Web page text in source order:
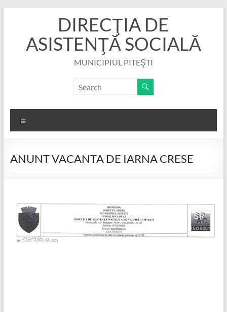
DIRECŢIA DE
ASISTENŢĂ SOCIALĂ
MUNICIPIUL PITEŞTI
ANUNT VACANTA DE IARNA CRESE